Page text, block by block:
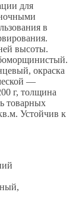
для
в
высоты.
окраска
—
г, толщина
товарных
Устойчив к